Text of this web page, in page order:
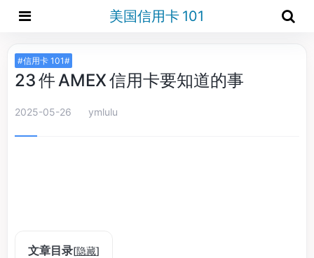
美国信用卡 101
#信用卡 101#
23 件 AMEX 信用卡要知道的事
2025-05-26 ymlulu
文章目录[隐藏]